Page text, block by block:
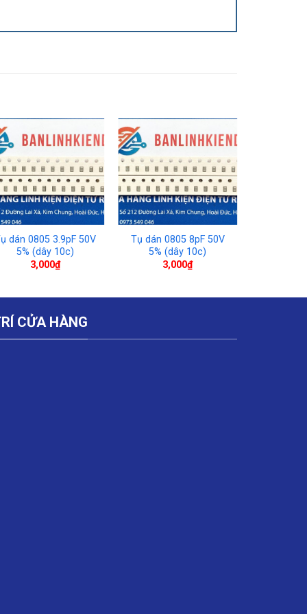
dán 0805 3.9pF 50V
5% (dây 10c)
3,000₫
Tụ dán 0805 8pF 50V
5% (dây 10c)
3,000₫
CỬA HÀNG